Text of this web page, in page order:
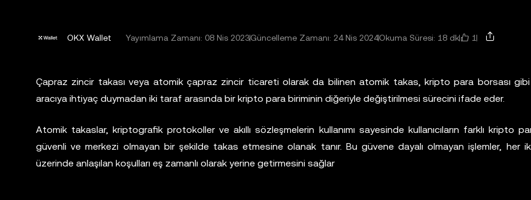
OKX Wallet Yayımlama Zamanı: 08 Nis 2023Güncelleme Zamanı: 24 Nis 2024Okuma Süresi: 18 dk 1
Çapraz zincir takası veya atomik çapraz zincir ticareti olarak da bilinen atomik takas, kripto para borsası
aracıya ihtiyaç duymadan iki taraf arasında bir kripto para biriminin diğeriyle değiştirilmesi sürecini ifade eder.
Atomik takaslar, kriptografik protokoller ve akıllı sözleşmelerin kullanımı sayesinde kullanıcıların farklı kripto
güvenli ve merkezi olmayan bir şekilde takas etmesine olanak tanır. Bu güvene dayalı olmayan işlemler, her
üzerinde anlaşılan koşulları eş zamanlı olarak yerine getirmesini sağlar